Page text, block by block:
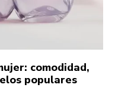
comodidad,
populares